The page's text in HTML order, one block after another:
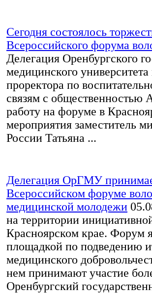
Сегодня состоялось
Всероссийского форума
Делегация Оренбургского
медицинского
проректора по
связям с общественностью
работу на форуме в
мероприятия заместитель
России Татьяна ...
Делегация ОрГМУ
Всероссийском форуме
медицинской молодежи
на территории
Красноярском крае. Форум
площадкой по подведению
медицинского
нем принимают участие
Оренбургский